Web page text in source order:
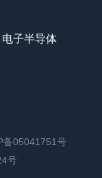
电子半导体
备05041751号
号